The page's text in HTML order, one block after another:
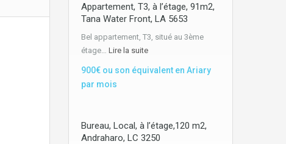
Appartement, T3, à l’étage, 91m2,
Tana Water Front, LA 5653
Bel appartement, T3, situé au 3ème
étage… Lire la suite
900€ ou son équivalent en Ariary
par mois
Bureau, Local, à l’étage,120 m2,
Andraharo, LC 3250